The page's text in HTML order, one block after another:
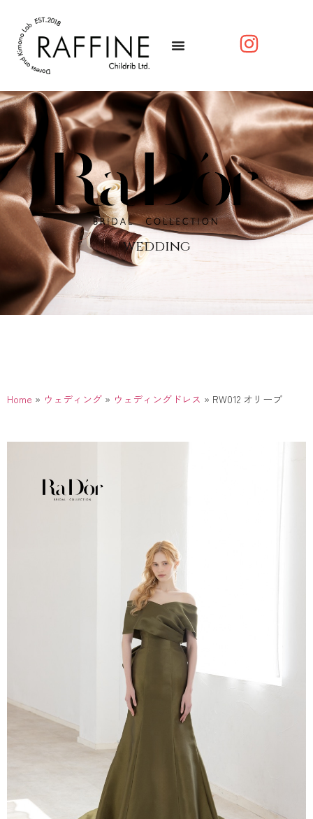
wedding
Home » ウェディング » ウェディングドレス » RW012 オリーブ